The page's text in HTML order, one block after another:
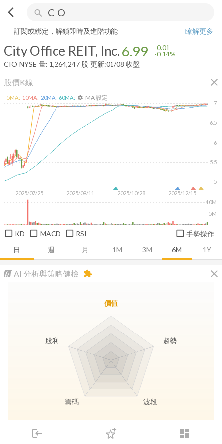
arrow_back_ios search
login dashboard
下單
City Office REIT, Inc.
訂閱或綁定，解鎖即時及進階功能
瞭解更多
City Office REIT, Inc.6.99 -0.01
-0.14%
CIO NYSE 量: 1,264,247 股 更新:01/08 收盤
股價K線 close
日 週 月 1M 3M 6M 1Y
2025/07/25 2025/09/11 2025/10/28 2025/12/15
5
5.5
6
6.5
7
5M
10M
5MA: 10MA: 20MA: 60MA: settings MA 設定
KD MACD RSI 手勢操作
AI 分析與策略健檢 close
extension
長線價值 存股收息
價值
趨勢
波段
籌碼
股利